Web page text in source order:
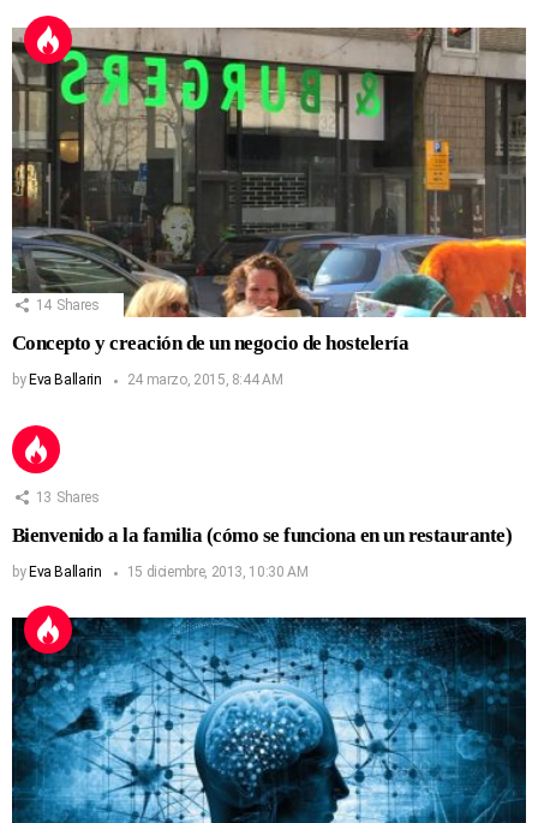
14 Shares
Concepto y creación de un negocio de hostelería
by Eva Ballarin 24 marzo, 2015, 8:44 AM
13 Shares
Bienvenido a la familia (cómo se funciona en un restaurante)
by Eva Ballarin 15 diciembre, 2013, 10:30 AM